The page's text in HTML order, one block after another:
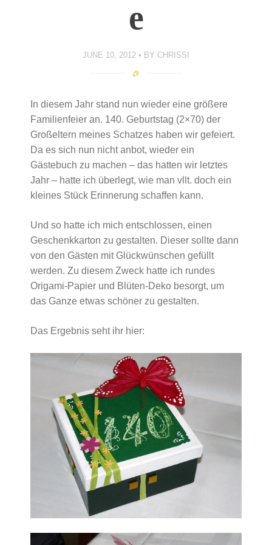
e
JUNE 10, 2012 BY CHRISSI
In diesem Jahr stand nun wieder eine größere
Familienfeier an. 140. Geburtstag (2×70) der
Großeltern meines Schatzes haben wir gefeiert.
Da es sich nun nicht anbot, wieder ein
Gästebuch zu machen – das hatten wir letztes
Jahr – hatte ich überlegt, wie man vllt. doch ein
kleines Stück Erinnerung schaffen kann.
Und so hatte ich mich entschlossen, einen
Geschenkkarton zu gestalten. Dieser sollte dann
von den Gästen mit Glückwünschen gefüllt
werden. Zu diesem Zweck hatte ich rundes
Origami-Papier und Blüten-Deko besorgt, um
das Ganze etwas schöner zu gestalten.
Das Ergebnis seht ihr hier: